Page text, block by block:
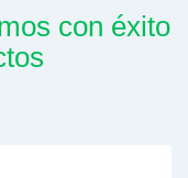
con éxito